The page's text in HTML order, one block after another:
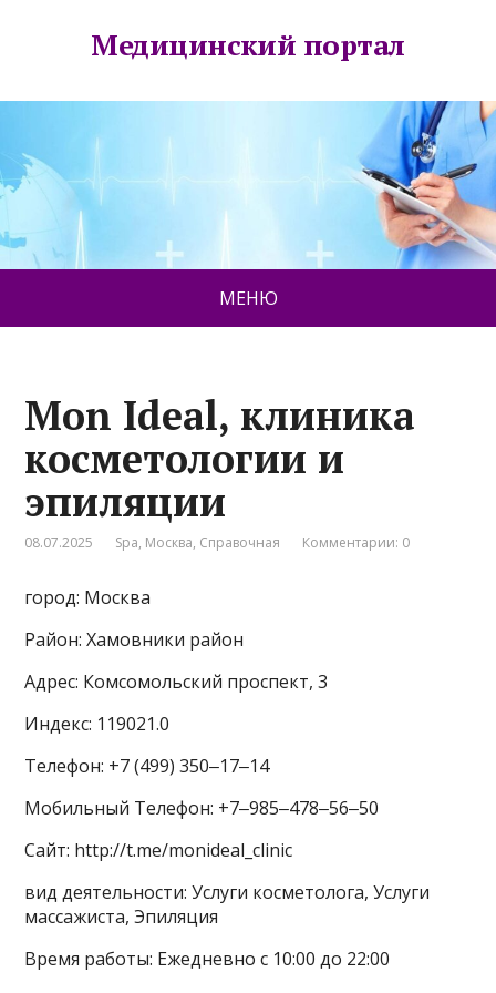
Медицинский портал
МЕНЮ
Mon Ideal, клиника
косметологии и
эпиляции
08.07.2025 Spa, Москва, Справочная Комментарии: 0
город: Москва
Район: Хамовники район
Адрес: Комсомольский проспект, 3
Индекс: 119021.0
Телефон: +7 (499) 350‒17‒14
Мобильный Телефон: +7‒985‒478‒56‒50
Сайт: http://t.me/monideal_clinic
вид деятельности: Услуги косметолога, Услуги
массажиста, Эпиляция
Время работы: Ежедневно с 10:00 до 22:00